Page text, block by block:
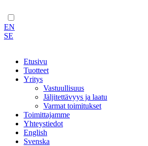
EN
SE
Etusivu
Tuotteet
Yritys
Vastuullisuus
Jäljitettävyys ja laatu
Varmat toimitukset
Toimittajamme
Yhteystiedot
English
Svenska